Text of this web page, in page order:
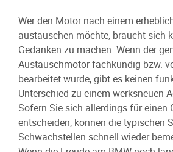
Wer den Motor nach einem
austauschen möchte, braucht sich
Gedanken zu machen: Wenn der
Austauschmotor fachkundig bzw.
bearbeitet wurde, gibt es keinen
Unterschied zu einem werksneuen
Sofern Sie sich allerdings für einen
entscheiden, können die typischen
Schwachstellen schnell wieder